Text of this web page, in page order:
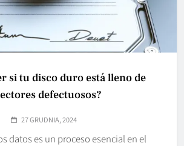
si tu disco duro está lleno de
defectuosos?
27 GRUDNIA, 2024
datos es un proceso esencial en el